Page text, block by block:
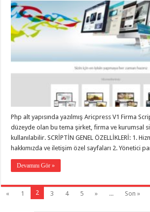
Php alt yapısında yazılmış Aricpress V1 Firma
düzeyde olan bu tema şirket, firma ve kurumsal
kullanılabilir. SCRİPTİN GENEL ÖZELLİKLERİ: 1.
hakkımızda ve iletişim özel sayfaları 2. Yönetici
Devamını Gör »
« 1 2 3 4 5 » ... Son »